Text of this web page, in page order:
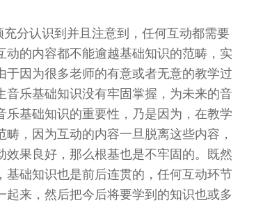
分认识到并且注意到，任何互动都需要
的内容都不能逾越基础知识的范畴，实
因为很多老师的有意或者无意的教学过
乐基础知识没有牢固掌握，为未来的音
基础知识的重要性，乃是因为，在教学
，因为互动的内容一旦脱离这些内容，
果良好，那么根基也是不牢固的。既然
础知识也是前后连贯的，任何互动环节
来，然后把今后将要学到的知识也或多